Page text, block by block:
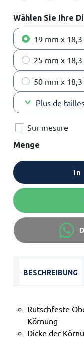
Wählen Sie Ihre
19 mm x 18,3
25 mm x 18,3
50 mm x 18,3
keyboard_arrow_down Plus de
Sur mesure
Menge
In
BESCHREIBUNG
Rutschfeste
Körnung
Dicke der